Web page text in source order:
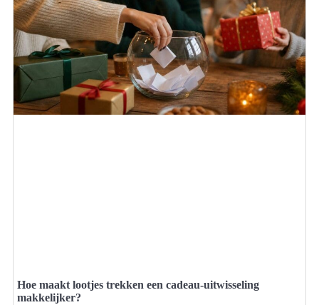
Hoe maakt lootjes trekken een cadeau-uitwisseling
makkelijker?